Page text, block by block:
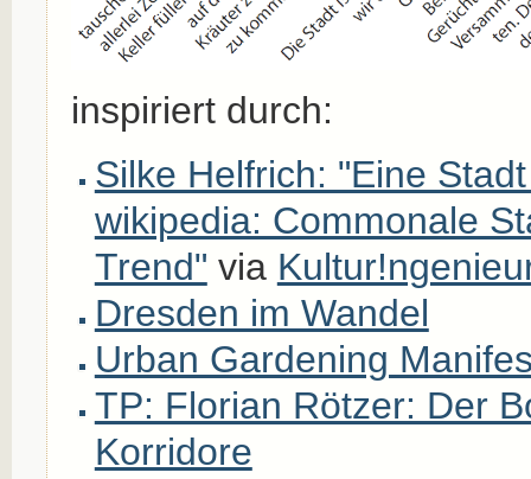
inspiriert durch:
Silke Helfrich: "Eine
wikipedia: Commonale
Trend" via
Dresden im Wandel
Urban Gardening
TP: Florian Rötzer: Der
Korridore